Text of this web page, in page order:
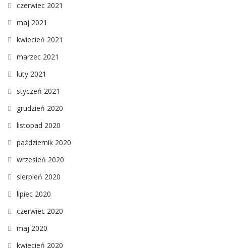
czerwiec 2021
maj 2021
kwiecień 2021
marzec 2021
luty 2021
styczeń 2021
grudzień 2020
listopad 2020
październik 2020
wrzesień 2020
sierpień 2020
lipiec 2020
czerwiec 2020
maj 2020
kwiecień 2020